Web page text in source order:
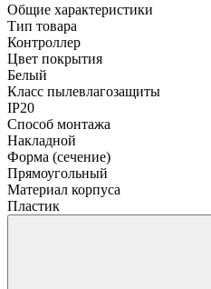
Общие характеристики
Тип товара
Контроллер
Цвет покрытия
Белый
Класс пылевлагозащиты
IP20
Способ монтажа
Накладной
Форма (сечение)
Прямоугольный
Материал корпуса
Пластик